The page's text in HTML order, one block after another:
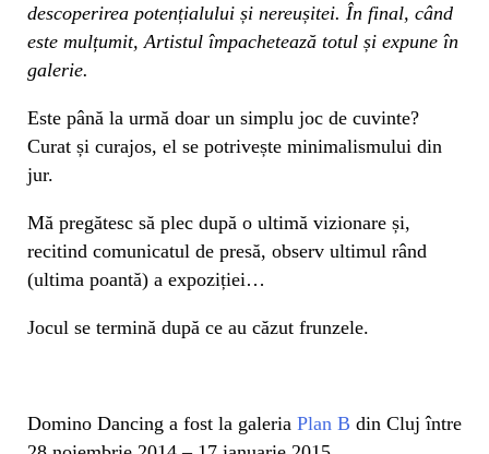
descoperirea potențialului și nereușitei. În final, când
este mulțumit, Artistul împachetează totul și expune în
galerie.
Este până la urmă doar un simplu joc de cuvinte?
Curat și curajos, el se potrivește minimalismului din
jur.
Mă pregătesc să plec după o ultimă vizionare și,
recitind comunicatul de presă, observ ultimul rând
(ultima poantă) a expoziției…
Jocul se termină după ce au căzut frunzele.
Domino Dancing a fost la galeria Plan B din Cluj între